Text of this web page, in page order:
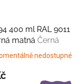
400 ml RAL 9011
matná Černá
grafitovánedostupné